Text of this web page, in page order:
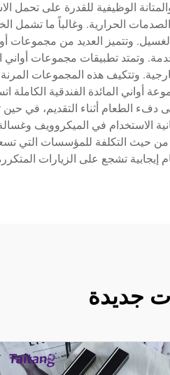
الوظيفية للقدرة على تحمل
الحرارية. وغالباً ما تشمل
وتتميز العديد من مجموعات
وتمتد تطبيقات مجموعات أواني
وتتكيف هذه المجموعات
المائدة الفندقية الكاملة
الطعام أثناء التقديم، في حين
الاستخدام في الميكروويف
من حيث التكلفة للمؤسسات التي
تشجع على الزيارات
جديدة